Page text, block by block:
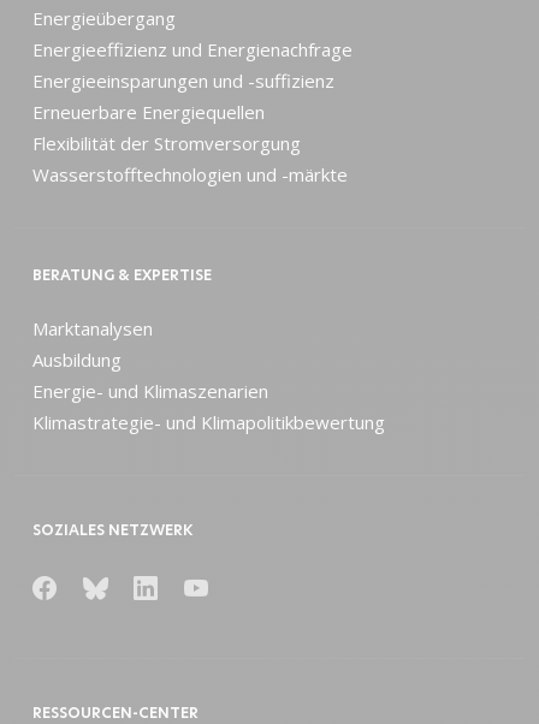
Energieübergang
Energieeffizienz und Energienachfrage
Energieeinsparungen und -suffizienz
Erneuerbare Energiequellen
Flexibilität der Stromversorgung
Wasserstofftechnologien und -märkte
BERATUNG & EXPERTISE
Marktanalysen
Ausbildung
Energie- und Klimaszenarien
Klimastrategie- und Klimapolitikbewertung
SOZIALES NETZWERK
RESSOURCEN-CENTER